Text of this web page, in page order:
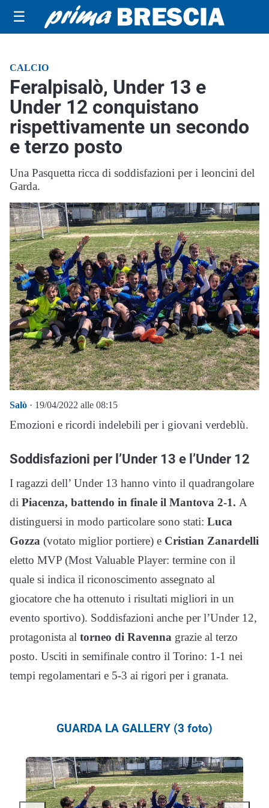
☰
CALCIO
Feralpisalò, Under 13 e
Under 12 conquistano
rispettivamente un secondo
e terzo posto
Una Pasquetta ricca di soddisfazioni per i leoncini del
Garda.
Salò · 19/04/2022 alle 08:15
Emozioni e ricordi indelebili per i giovani verdeblù.
Soddisfazioni per l’Under 13 e l’Under 12
I ragazzi dell’ Under 13 hanno vinto il quadrangolare
di Piacenza, battendo in finale il Mantova 2-1. A
distinguersi in modo particolare sono stati: Luca
Gozza (votato miglior portiere) e Cristian Zanardelli
eletto MVP (Most Valuable Player: termine con il
quale si indica il riconoscimento assegnato al
giocatore che ha ottenuto i risultati migliori in un
evento sportivo). Soddisfazioni anche per l’Under 12,
protagonista al torneo di Ravenna grazie al terzo
posto. Usciti in semifinale contro il Torino: 1-1 nei
tempi regolamentari e 5-3 ai rigori per i granata.
GUARDA LA GALLERY (3 foto)